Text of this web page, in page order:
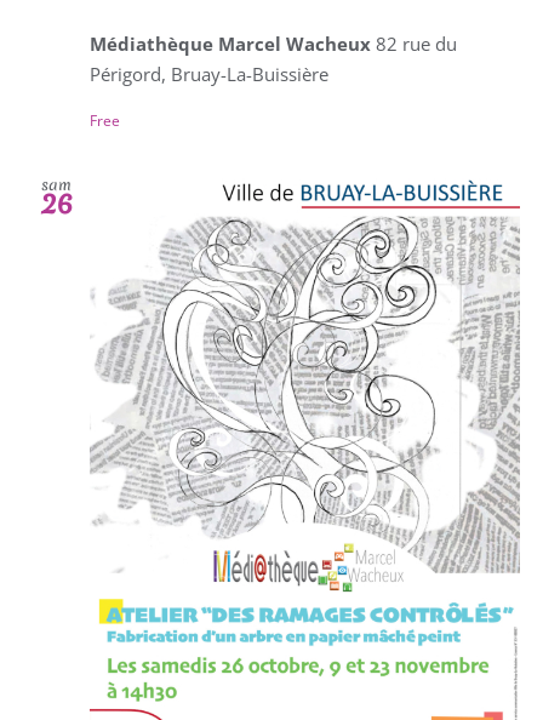
Médiathèque Marcel Wacheux 82 rue du
Périgord, Bruay-La-Buissière
Free
sam
26